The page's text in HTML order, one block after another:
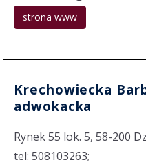
strona www
Krechowiecka
adwokacka
Rynek 55 lok. 5, 58-200
tel: 508103263;